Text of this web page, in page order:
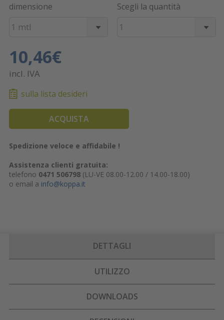
dimensione
1 mtl
Scegli la quantità
1
10,46€
incl. IVA
sulla lista desideri
ACQUISTA
Spedizione veloce e affidabile !
Assistenza clienti gratuita:
telefono 0471 506798(LU-VE 08.00-12.00 / 14.00-18.00)
o email a info@koppa.it
DETTAGLI
UTILIZZO
DOWNLOADS